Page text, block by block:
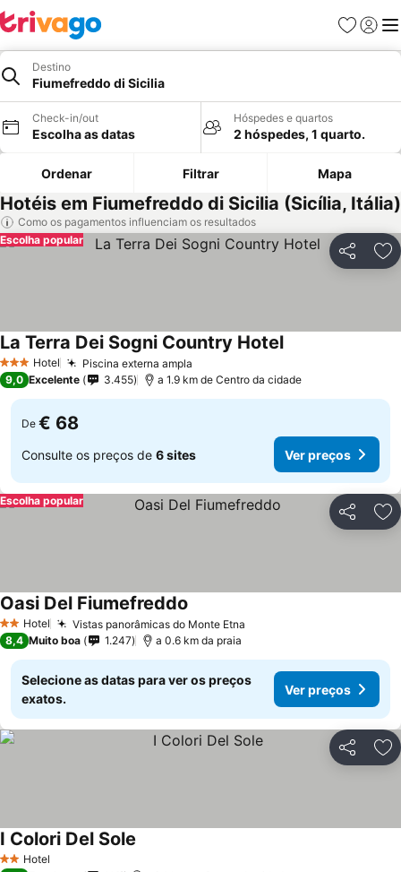
Favoritos
Iniciar
Destino
Fiumefreddo di Sicilia
Check-in/out
Escolha as datas
Hóspedes e quartos
2 hóspedes, 1 quarto.
Ordenar Filtrar Mapa
Hotéis em Fiumefreddo di Sicilia (Sicília, Itália)
Como os pagamentos influenciam os resultados
Partilhar
Escolha popular
3 EstrelasHotel Piscina externa ampla
La Terra Dei Sogni Country HotelVer preços
9,0 Excelente 3.455 a 1.9 km de Centro da cidade
De € 68
Consulte os preços de 6 sites Ver preços
Partilhar
Escolha popular
2 Estrelas
Hotel Vistas panorâmicas do Monte Etna
Oasi Del Fiumefreddo
8,4 Muito boa 1.247 a 0.6 km da praia
Selecione as datas para ver os preços
exatos.
Ver preços
Partilhar
2 Estrelas
Hotel
I Colori Del Sole